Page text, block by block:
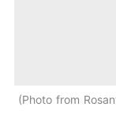
Photo from